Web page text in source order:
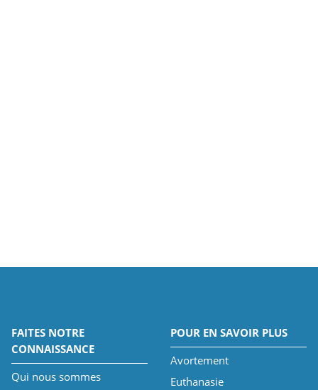
FAITES NOTRE
CONNAISSANCE
Qui nous sommes
POUR EN SAVOIR PLUS
Avortement
Euthanasie